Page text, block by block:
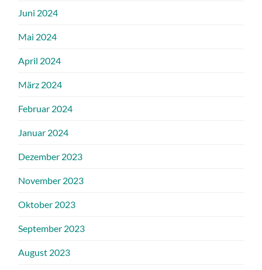
Juni 2024
Mai 2024
April 2024
März 2024
Februar 2024
Januar 2024
Dezember 2023
November 2023
Oktober 2023
September 2023
August 2023